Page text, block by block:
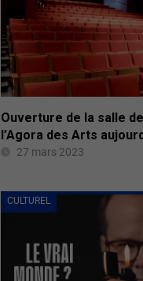
Ouverture de la salle
l’Agora des Arts
27 mars 2023
CULTUREL